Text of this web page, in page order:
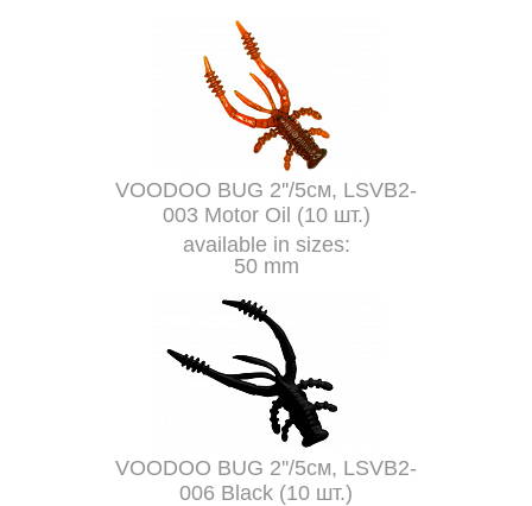
VOODOO BUG 2''/5см, LSVB2-
003 Motor Oil (10 шт.)
available in sizes:
50 mm
VOODOO BUG 2''/5см, LSVB2-
006 Black (10 шт.)